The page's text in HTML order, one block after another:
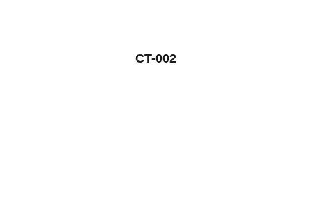
CT-002